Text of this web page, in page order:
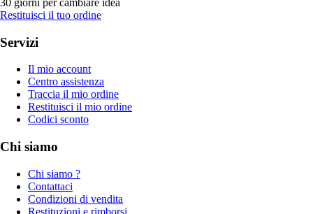
Restituisci il tuo ordine
Servizi
Il mio account
Centro assistenza
Traccia il mio ordine
Restituisci il mio ordine
Codici sconto
Chi siamo
Chi siamo ?
Contattaci
Condizioni di vendita
Restituzioni e rimborsi